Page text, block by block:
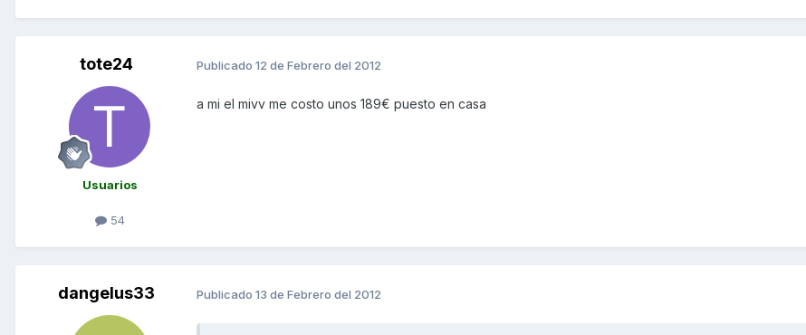
tote24
Usuarios
54
Publicado 12 de Febrero del 2012
a mi el mivv me costo unos 189€ puesto en casa
dangelus33 Publicado 13 de Febrero del 2012